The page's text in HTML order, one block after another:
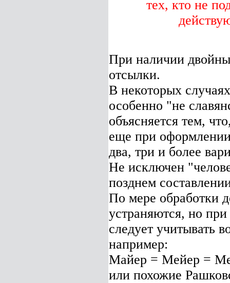
тех, кто не
При наличии
отсылки.
В некоторых
особенно "не
объясняется тем,
еще при
два, три и более
Не исключен
позднем
По мере обработки
устраняются, но
следует учитывать
например:
Майер = Мейер =
или похожие